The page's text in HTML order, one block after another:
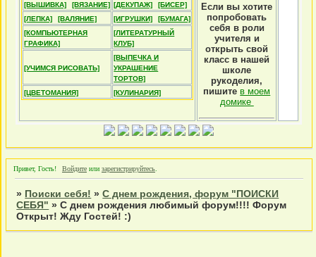
[ВЫШИВКА] [ВЯЗАНИЕ] [ДЕКУПАЖ]
[БИСЕР]
[ЛЕПКА]
[ВАЛЯНИЕ] [ИГРУШКИ]
[БУМАГА]
[КОМПЬЮТЕРНАЯ
ГРАФИКА]
[ЛИТЕРАТУРНЫЙ
КЛУБ]
[УЧИМСЯ РИСОВАТЬ]
[ВЫПЕЧКА И
УКРАШЕНИЕ
ТОРТОВ]
[ЦВЕТОМАНИЯ]
[КУЛИНАРИЯ]
Если вы хотите
попробовать
себя в роли
учителя и
открыть свой
класс в нашей
школе
рукоделия,
пишите в моем
домике
Привет, Гость! Войдите или зарегистрируйтесь
» Поиски себя! »С днем рождения, форум "ПОИСКИ
СЕБЯ" »С днем рождения любимый форум!!!! Форум
Открыт! Жду Гостей! :)